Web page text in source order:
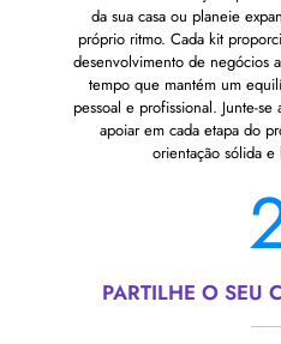
da sua casa ou planeie
próprio ritmo. Cada kit
desenvolvimento de negócios
tempo que mantém um
pessoal e profissional. Junte-
apoiar em cada etapa do
orientação sólida
PARTILHE O SEU